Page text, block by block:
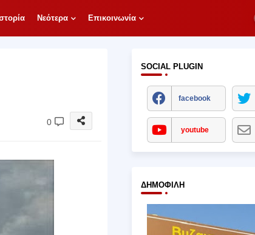
Νεότερα Επικοινωνία
0
SOCIAL PLUGIN
facebook
youtube
ΔΗΜΟΦΙΛΉ